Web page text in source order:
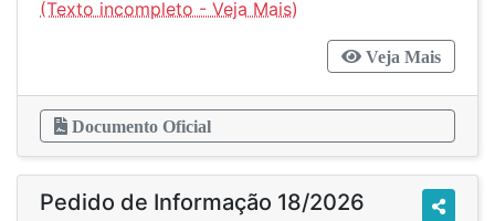
Veja Mais
Documento Oficial
Pedido de Informação 18/2026